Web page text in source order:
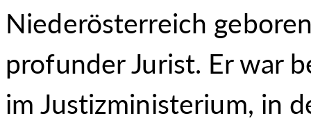
Niederösterreich
profunder Jurist. Er war
im Justizministerium, in